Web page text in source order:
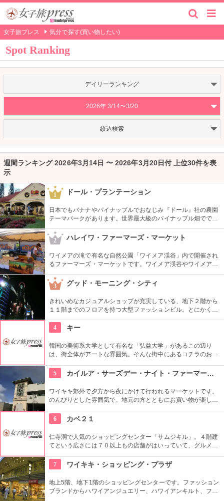
女子旅プレス 気分で探す(買い物したい)
Spot Ranking
デイリーランキング
2026年 3/14〜3/20
絞込検索
週間ランキング 2026年3月14日 〜 2026年3月20日付 上位30件を表
示
1 ドール・プランテーション
日本でもバナナやパイナップルでおなじみ『ドール』社の農園
テーマパークがあります。世界最大級のパイナップル畑ででき
た迷路やパイナップル・エキスプレスなど、大人も子供も楽し
めるアトラクションがあります。カワイイお土産もいっぱい。
2 ハレイワ・ファーマーズ・マーケット
ワイメアの滝で有名な自然公園「ワイメア渓谷」内で開催され
るファーマーズ・マーケットです。ワイメア渓谷やワイメアの
滝で遊んでから訪れるのも楽しいかも。食べ物も飲み物も充実
していますので、おやつはもちろん、ディナーを楽しむのもア
リですね。
3 グッド・モーニング・シティ
きれいめなカジュアルショップが充実している、地下２階から
１１階までのフロアを持つ大型ファッションビル。とにかく品
揃えが豊富なので見て回るのも大変！そんな時は、８階と９階
はフードコートになっているので、休憩しながらも出来て
での映画も楽しめます。
4 キー
韓国の美術系大学として有名な「弘益大学」があるこの辺り
は、街全体がアートな雰囲気。そんな街中にあるコチラのお店
扱うセレクトショップ。アクセサリーから雑貨まで取り扱い、
価格もリーズナブルなものから揃っているので、個性的なお土
産を探すには最適。
5 カイルア・サーズデー・ナイト・ファーマーズ・マーケット
ワイキキ郊外で夕方から夜にかけて行われるマーケットです。
のんびりとした雰囲気で、地元の方とともにお買い物が楽しめ
ワイ産のおいしいグルメが勢ぞろい。ちょうど、早めのディナ
ーに利用できそうですね。
6 カベ２１
仁寺洞で人気のショッピングセンター「サムジキル」。４階建
てという広さには７０以上もの店舗がはいっていて、グルメや
では螺細製品や乗り下など、韓国の伝統工芸品を取り扱い、お
気に入りの１つが見つかるはず。
7 ワイキキ・ショッピング・プラザ
地上5階、地下1階のショッピングセンターです。ファッション
ブランドからハワイアンジュエリー、ハワイアンキルト、フー